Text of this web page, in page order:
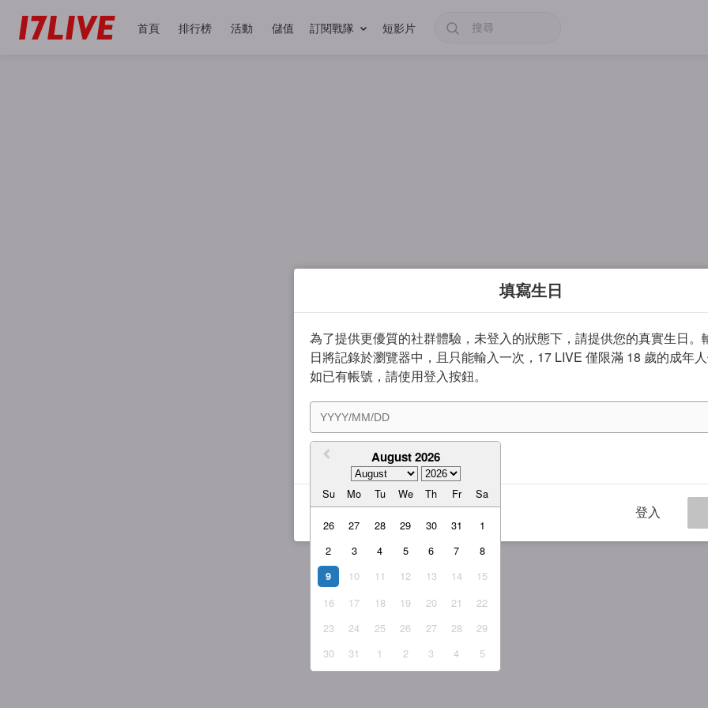
首頁 排行榜 活動 儲值 訂閱戰隊 短影片
填寫生日
為了提供更優質的社群體驗，未登入的狀態下，請提供您的真實生日。
日將記錄於瀏覽器中，且只能輸入一次，17 LIVE 僅限滿 18 歲的成年人
如已有帳號，請使用登入按鈕。
August 2026
Su Mo Tu We Th Fr Sa
26 27 28 29 30 31
1
2
3 4 5 6 7 8
9 10 11 12 13 14
15
16
17 18 19 20 21
22
23
24 25 26 27 28
29
30
31 1 2 3 4 5
我同意 服務條款與隱私權政策
登入